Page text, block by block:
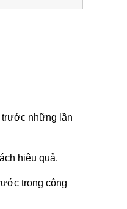
trước những lần
hiệu quả.
trong công